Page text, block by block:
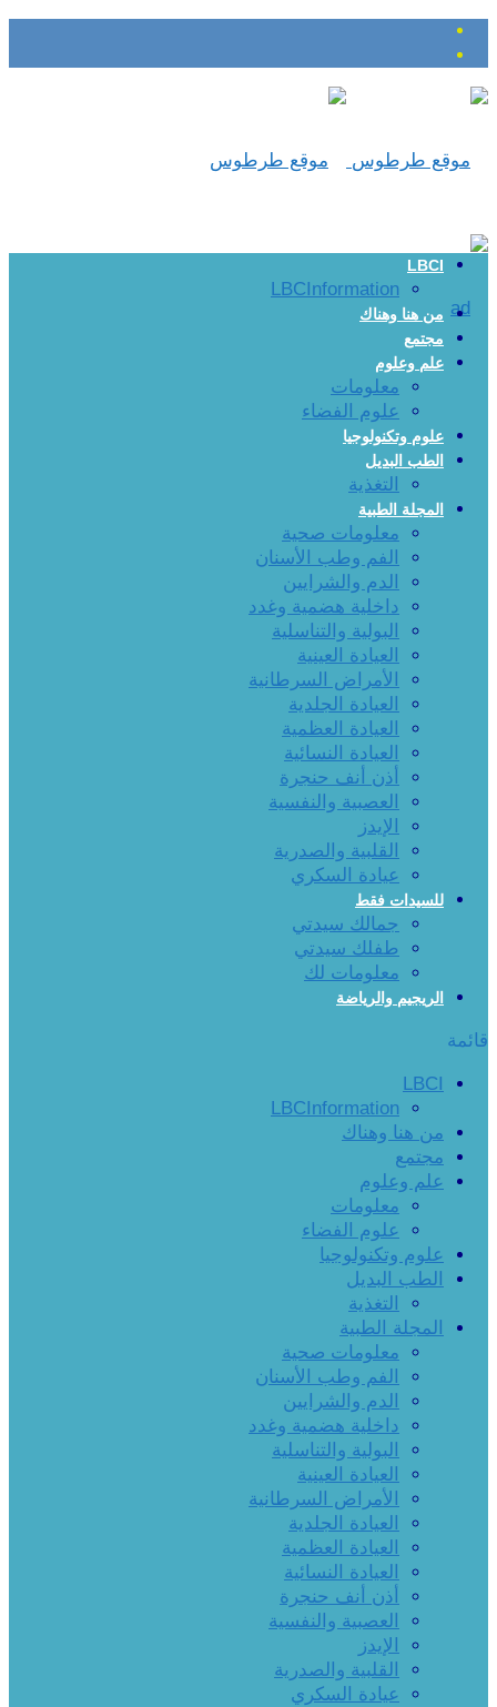
LBCI
LBCInformation
من هنا وهناك
مجتمع
علم وعلوم
معلومات
علوم الفضاء
علوم وتكنولوجيا
الطب البديل
التغذية
المجلة الطبية
معلومات صحية
الفم وطب الأسنان
الدم والشرايين
داخلية هضمية وغدد
البولية والتناسلية
العيادة العينية
الأمراض السرطانية
العيادة الجلدية
العيادة العظمية
العيادة النسائية
أذن أنف حنجرة
العصبية والنفسية
الإيدز
القلبية والصدرية
عيادة السكري
للسيدات فقط
جمالك سيدتي
طفلك سيدتي
معلومات لك
الريجيم والرياضة
قائمة
LBCI
LBCInformation
من هنا وهناك
مجتمع
علم وعلوم
معلومات
علوم الفضاء
علوم وتكنولوجيا
الطب البديل
التغذية
المجلة الطبية
معلومات صحية
الفم وطب الأسنان
الدم والشرايين
داخلية هضمية وغدد
البولية والتناسلية
العيادة العينية
الأمراض السرطانية
العيادة الجلدية
العيادة العظمية
العيادة النسائية
أذن أنف حنجرة
العصبية والنفسية
الإيدز
القلبية والصدرية
عيادة السكري